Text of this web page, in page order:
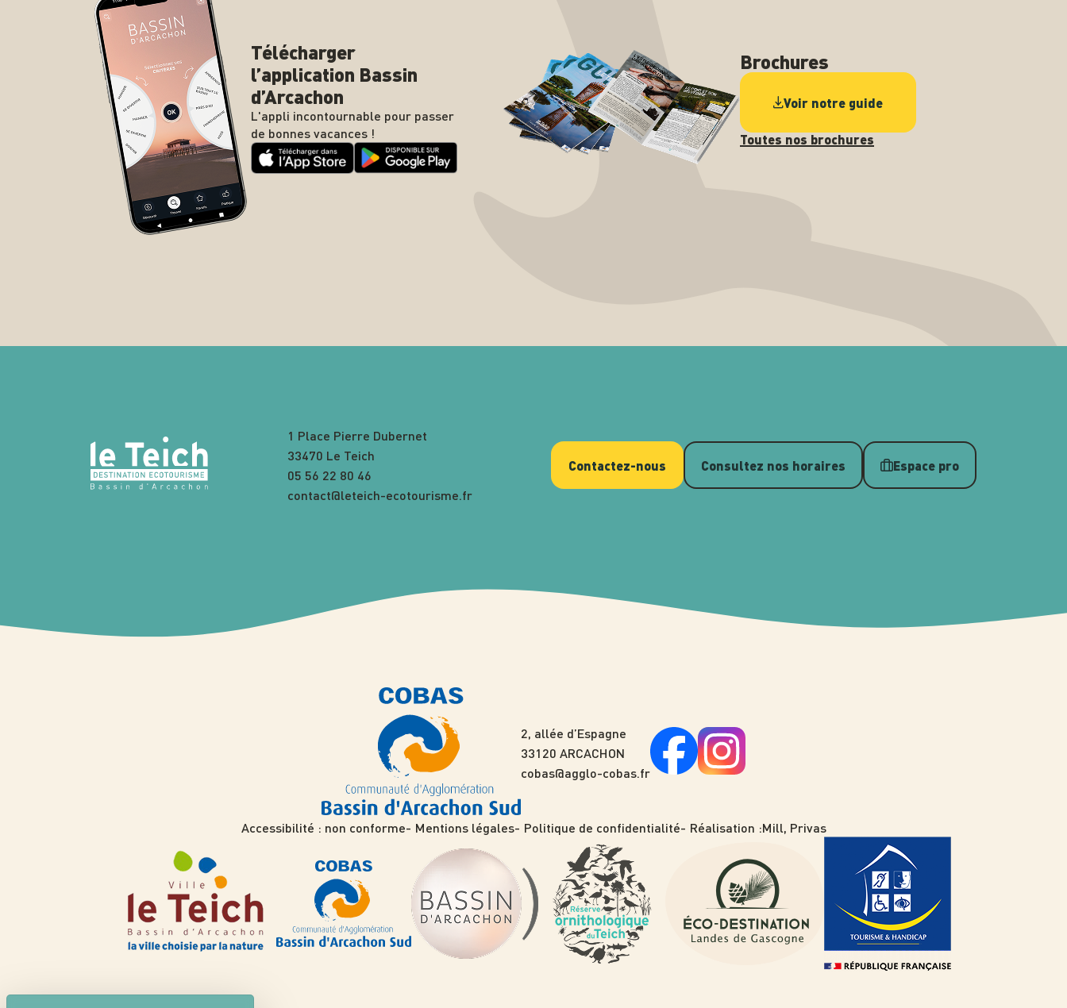
Télécharger
l’application Bassin
d’Arcachon
L'appli incontournable pour passer
de bonnes vacances !
Brochures
Voir notre guide
Toutes nos brochures
1 Place Pierre Dubernet
33470 Le Teich
05 56 22 80 46
contact@leteich-ecotourisme.fr
Contactez-nous Consultez nos horaires Espace pro
2, allée d’Espagne
33120 ARCACHON
cobas@agglo-cobas.fr
Accessibilité : non conforme Mentions légales Politique de confidentialité Réalisation :Mill, Privas